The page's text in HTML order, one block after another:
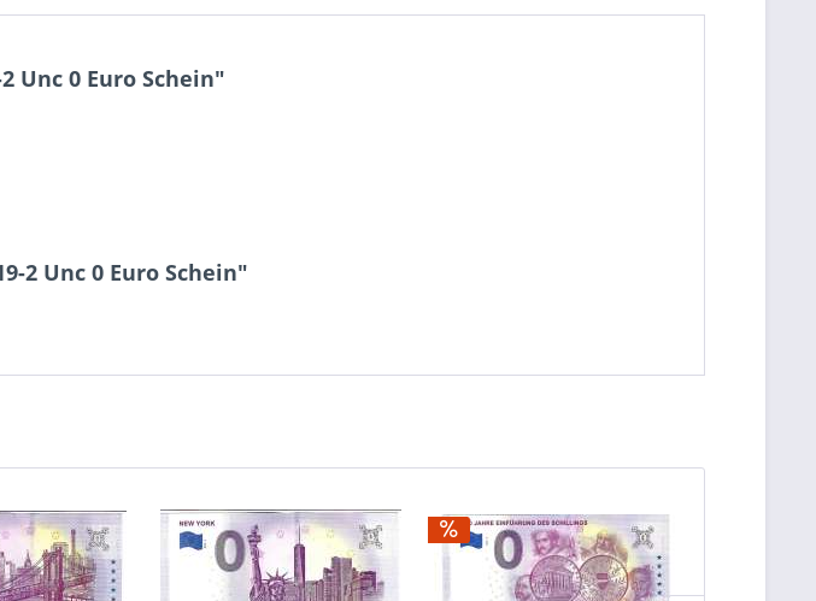
Unc 0 Euro Schein"
2 Unc 0 Euro Schein"